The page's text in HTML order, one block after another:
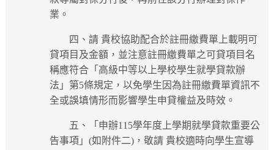
業。
四、請 貴校協助配合於註冊繳費單上載明可
貸項目及金額，並注意註冊繳費單之可貸項目名
稱應符合「高級中等以上學校學生就學貸款辦
法」第5條規定，以免學生因為註冊繳費單資訊不
全或誤填情形而影響學生申貸權益及時效。
五、「申辦115學年度上學期就學貸款重要公
告事項」(如附件二)，敬請 貴校適時向學生宣導